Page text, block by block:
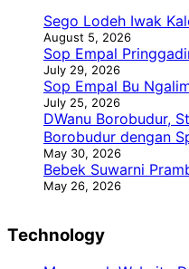
Sego Lodeh Iwak
August 5, 2026
Sop Empal
July 29, 2026
Sop Empal Bu
July 25, 2026
DWanu Borobudur,
Borobudur dengan
May 30, 2026
Bebek Suwarni
May 26, 2026
Technology